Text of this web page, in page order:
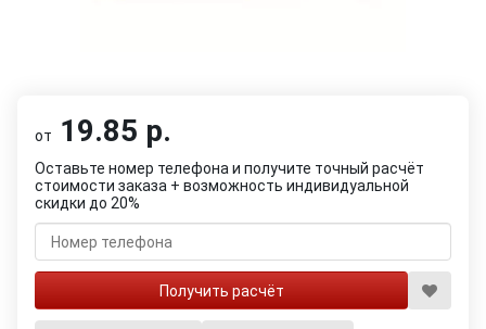
от 19.85 р.
Оставьте номер телефона и получите точный расчёт
стоимости заказа + возможность индивидуальной
скидки до 20%